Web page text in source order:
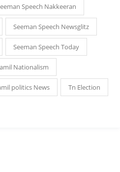
Speech Nakkeeran
Seeman Speech Newsglitz
Seeman Speech Today
Nationalism
politics News Tn Election